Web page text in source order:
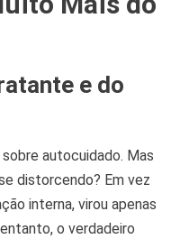
e do
autocuidado. Mas
distorcendo? Em vez
interna, virou apenas
o verdadeiro